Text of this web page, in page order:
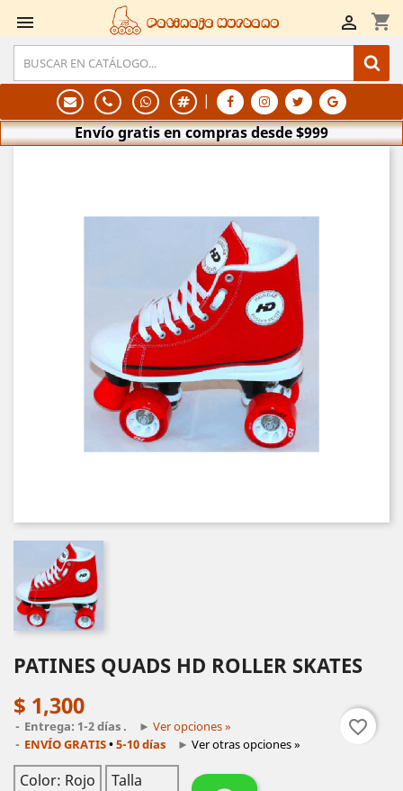
 shopping_cart

Patinaje Hurbano
|
Envío gratis en compras desde $999
PATINES QUADS HD ROLLER SKATES
$ 1,300
Entrega: 1-2 días . ► Ver opciones »
ENVÍO GRATIS•5-10 días ► Ver otras opciones »
Color: Rojo Talla
favorite_border